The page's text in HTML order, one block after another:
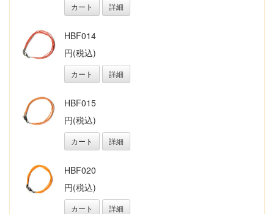
カート 詳細
HBF014
円(税込)
カート 詳細
HBF015
円(税込)
カート 詳細
HBF020
円(税込)
カート 詳細